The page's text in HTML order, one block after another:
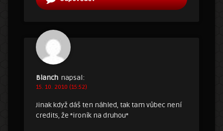
Blanch napsal:
15. 10. 2010 (15:52)
Jinak když dáš ten náhled, tak tam vůbec není
credits, že *ironík na druhou*